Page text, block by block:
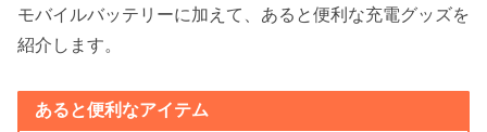
モバイルバッテリーに加えて、あると便利な充電グッズを
紹介します。
あると便利なアイテム